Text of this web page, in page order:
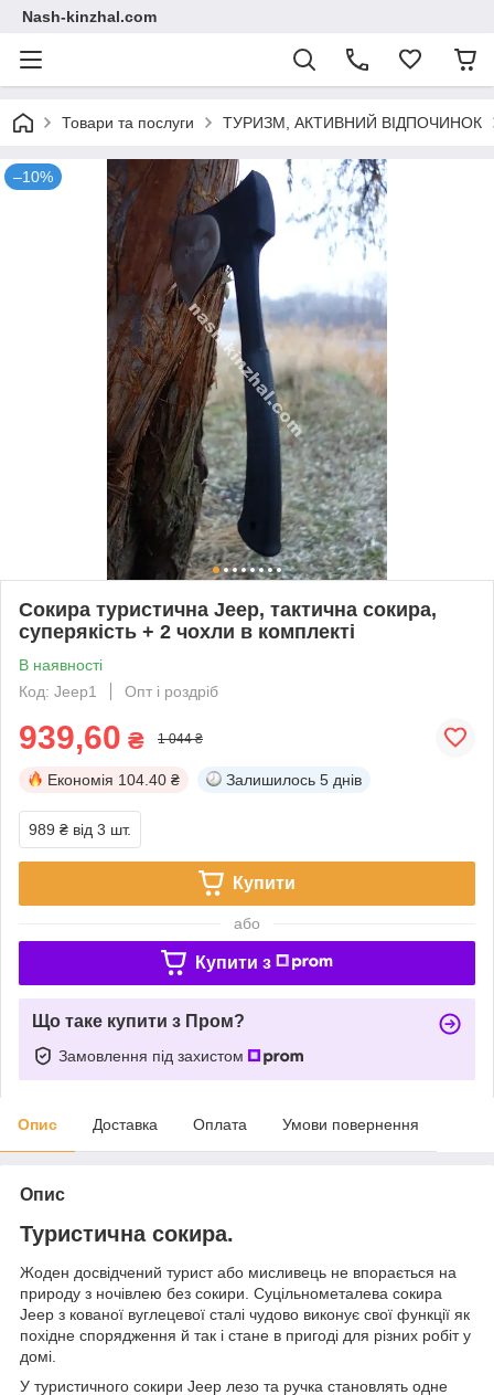
Nash-kinzhal.com
Товари та послуги ТУРИЗМ, АКТИВНИЙ ВІДПОЧИНОК
–10%
Сокира туристична Jeep, тактична сокира,
суперякість + 2 чохли в комплекті
В наявності
Код: Jeep1
Опт і роздріб
939,60 ₴ 1 044 ₴
Економія 104.40 ₴ Залишилось 5 днів
989 ₴ від 3 шт.
Купити
або
Купити з
Що таке купити з Пром?
Замовлення під захистом
Опис Доставка Оплата Умови повернення
Опис
Туристична сокира.
Жоден досвідчений турист або мисливець не впорається на
природу з ночівлею без сокири. Суцільнометалева сокира
Jeep з кованої вуглецевої сталі чудово виконує свої функції як
похідне спорядження й так і стане в пригоді для різних робіт у
домі.
У туристичного сокири Jeep лезо та ручка становлять одне